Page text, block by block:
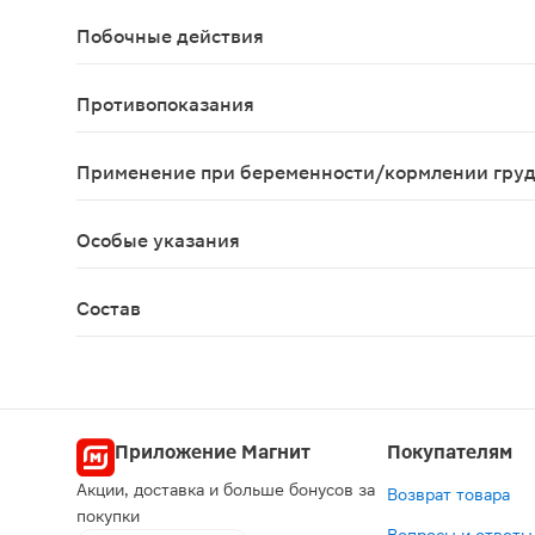
Взрослым по 3 таблетки 2 раза в день,
Побочные действия
Противопоказания
Применение при беременности/кормлении
Особые указания
Состав
Приложение Магнит
Акции, доставка и больше бонусов за
покупки
Покупателям
Возврат товара